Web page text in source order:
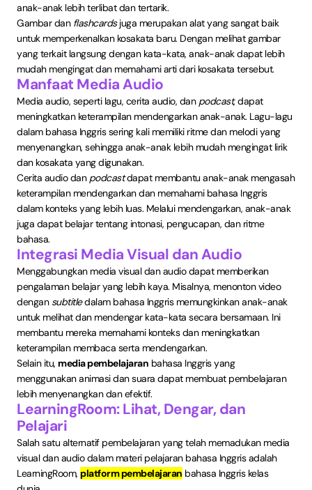
anak-anak lebih terlibat dan tertarik.
Gambar dan flashcardsjuga merupakan alat yang sangat baik
untuk memperkenalkan kosakata baru. Dengan melihat gambar
yang terkait langsung dengan kata-kata, anak-anak dapat lebih
mudah mengingat dan memahami arti dari kosakata tersebut.
Manfaat Media Audio
Media audio, seperti lagu, cerita audio, dan podcast, dapat
meningkatkan keterampilan mendengarkan anak-anak. Lagu-lagu
dalam bahasa Inggris sering kali memiliki ritme dan melodi yang
menyenangkan, sehingga anak-anak lebih mudah mengingat lirik
dan kosakata yang digunakan.
Cerita audio dan podcastdapat membantu anak-anak mengasah
keterampilan mendengarkan dan memahami bahasa Inggris
dalam konteks yang lebih luas. Melalui mendengarkan, anak-anak
juga dapat belajar tentang intonasi, pengucapan, dan ritme
bahasa.
Integrasi Media Visual dan Audio
Menggabungkan media visual dan audio dapat memberikan
pengalaman belajar yang lebih kaya. Misalnya, menonton video
dengan subtitledalam bahasa Inggris memungkinkan anak-anak
untuk melihat dan mendengar kata-kata secara bersamaan. Ini
membantu mereka memahami konteks dan meningkatkan
keterampilan membaca serta mendengarkan.
Selain itu, media pembelajaran bahasa Inggris yang
menggunakan animasi dan suara dapat membuat pembelajaran
lebih menyenangkan dan efektif.
LearningRoom: Lihat, Dengar, dan
Pelajari
Salah satu alternatif pembelajaran yang telah memadukan media
visual dan audio dalam materi pelajaran bahasa Inggris adalah
LearningRoom, platform pembelajaran bahasa Inggris kelas